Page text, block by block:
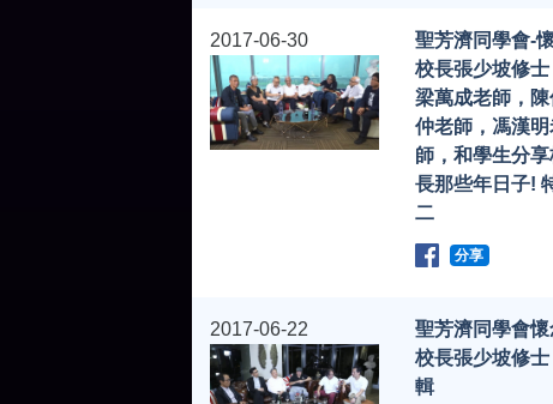
2017-06-30
聖芳濟同學會-
校長張少坡修士
梁萬成老師，陳
仲老師，馮漢明
師，和學生分享
長那些年日子!
二
分享
2017-06-22
聖芳濟同學會懷
校長張少坡修士
輯